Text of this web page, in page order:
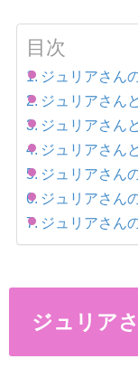
目次
ジュリアさん
ジュリアさん
ジュリアさん
ジュリアさん
ジュリアさん
ジュリアさん
ジュリアさん
ジュリア